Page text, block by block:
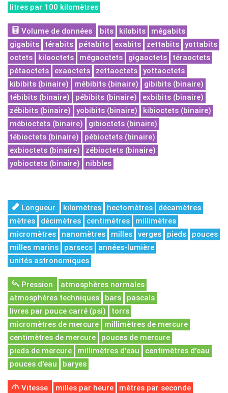
litres par 100 kilomètres
Volume de données bits kilobits
mégabits
gigabits
térabits pétabits exabits zettabits
yottabits
octets
kilooctets mégaoctets gigaoctets
téraoctets
pétaoctets
exaoctets zettaoctets
yottaoctets
kibibits (binaire)
mébibits (binaire)
gibibits (binaire)
tébibits (binaire)
pébibits (binaire)
exbibits (binaire)
zébibits (binaire)
yobibits (binaire)
kibioctets (binaire)
mébioctets (binaire)
gibioctets (binaire)
tébioctets (binaire)
pébioctets (binaire)
exbioctets (binaire)
zébioctets (binaire)
yobioctets (binaire)
nibbles
Longueur kilomètres hectomètres
décamètres
mètres
décimètres centimètres
millimètres
micromètres
nanomètres milles verges pieds
pouces
milles marins
parsecs
années-lumière
unités astronomiques
Pression
atmosphères normales
atmosphères techniques
bars
pascals
livres par pouce carré (psi)
torrs
micromètres de mercure
millimètres de mercure
centimètres de mercure
pouces de mercure
pieds de mercure
millimètres d'eau
centimètres d'eau
pouces d'eau
baryes
Vitesse milles par heure
mètres par seconde